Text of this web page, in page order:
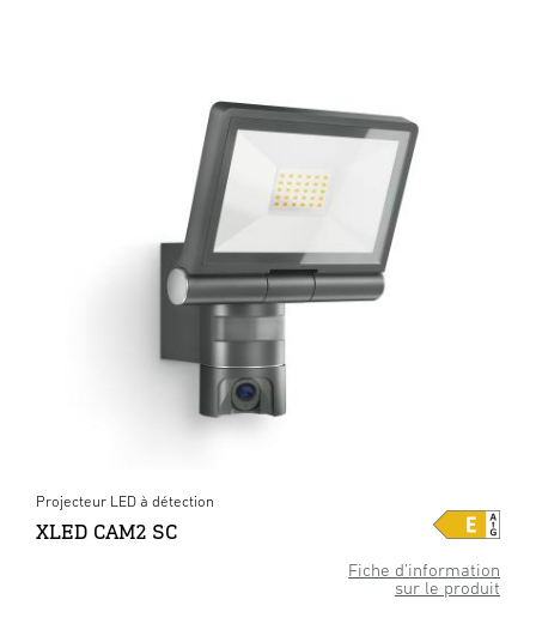
Fiche d’information
sur le produit
Projecteur LED à détection
XLED CAM2 SC